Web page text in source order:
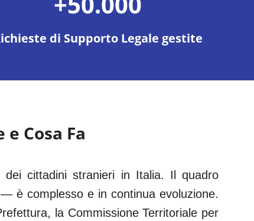
di Supporto Legale gestite
e Cosa Fa
cittadini stranieri in Italia. Il quadro
è complesso e in continua evoluzione.
la Commissione Territoriale per